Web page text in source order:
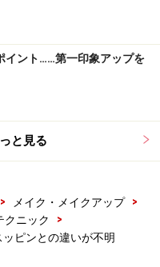
いてケバく見える
分からない！即テカ
スッピンとの違いが不
ーレスアイメイクって
赤シャドウが似合わな
イント……第一印象アップを
と見る
> メイク・メイクアップ
>
クニック
>
ッピンとの違いが不明